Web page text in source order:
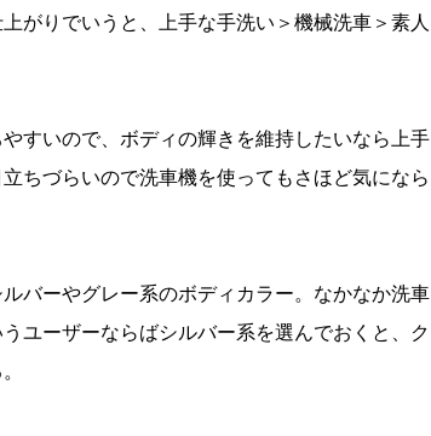
がりでいうと、上手な手洗い＞機械洗車＞素人
すいので、ボディの輝きを維持したいなら上手
ちづらいので洗車機を使ってもさほど気になら
バーやグレー系のボディカラー。なかなか洗車
ユーザーならばシルバー系を選んでおくと、ク